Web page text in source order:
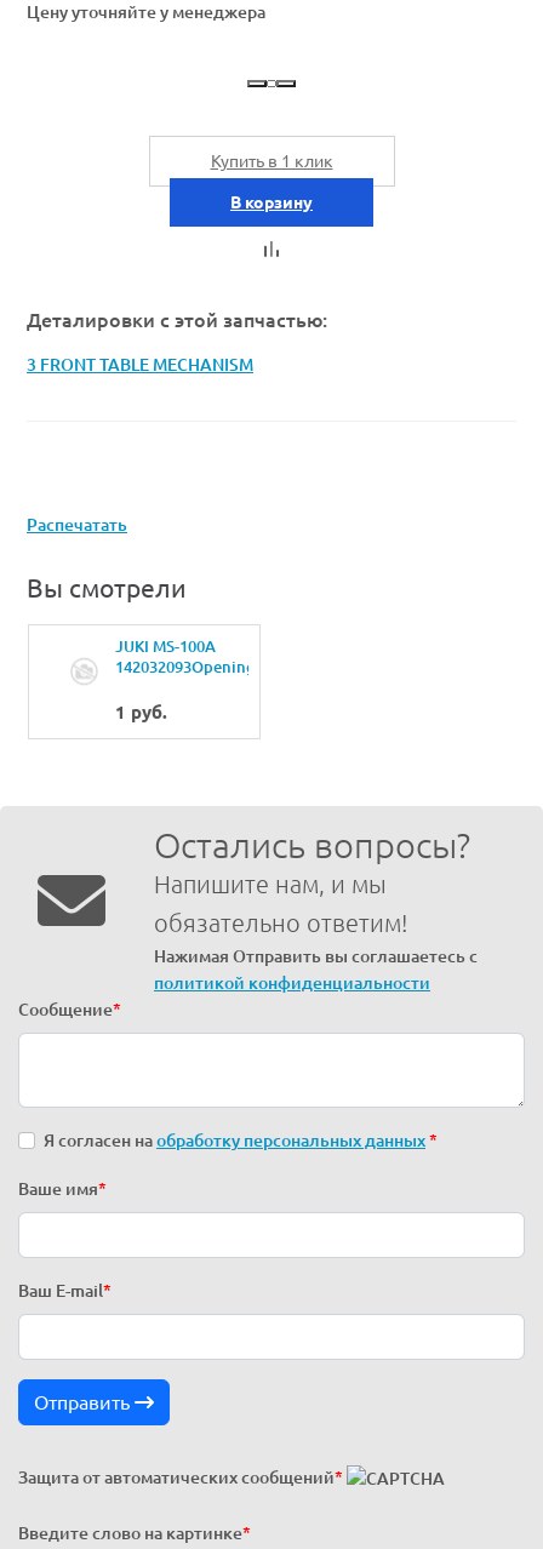
Цену уточняйте у менеджера
Купить в 1 клик
В корзину
Деталировки с этой запчастью:
3 FRONT TABLE MECHANISM
Распечатать
Вы смотрели
JUKI MS-100A
142032093Opening
1 руб.
Остались вопросы?
Напишите нам, и мы
обязательно ответим!
Нажимая Отправить вы соглашаетесь с
политикой конфиденциальности
Сообщение*
Я согласен наобработку персональных данных*
Ваше имя*
Ваш E-mail *
Отправить
Защита от автоматических сообщений*
Введите слово на картинке*